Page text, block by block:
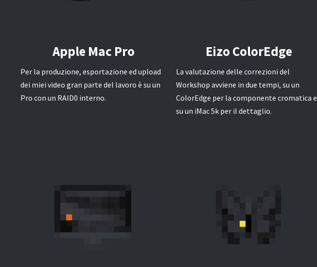
Apple Mac Pro
Per la produzione, esportazione ed upload
dei miei video gran parte del lavoro è su un
Pro con un RAID0 interno.
Eizo ColorEdge
La valutazione delle correzioni del
Workshop avviene in due tempi, su un
ColorEdge per la componente cromatica e
su un iMac 5k per il dettaglio.